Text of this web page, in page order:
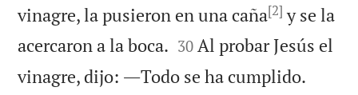
vinagre, la pusieron en una caña[2] y se la
acercaron a la boca. 

30 Al probar Jesús el
vinagre, dijo: ―Todo se ha cumplido.